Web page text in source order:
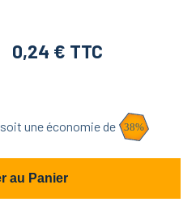
0,24 € TTC
soit une économie de 38%
au Panier